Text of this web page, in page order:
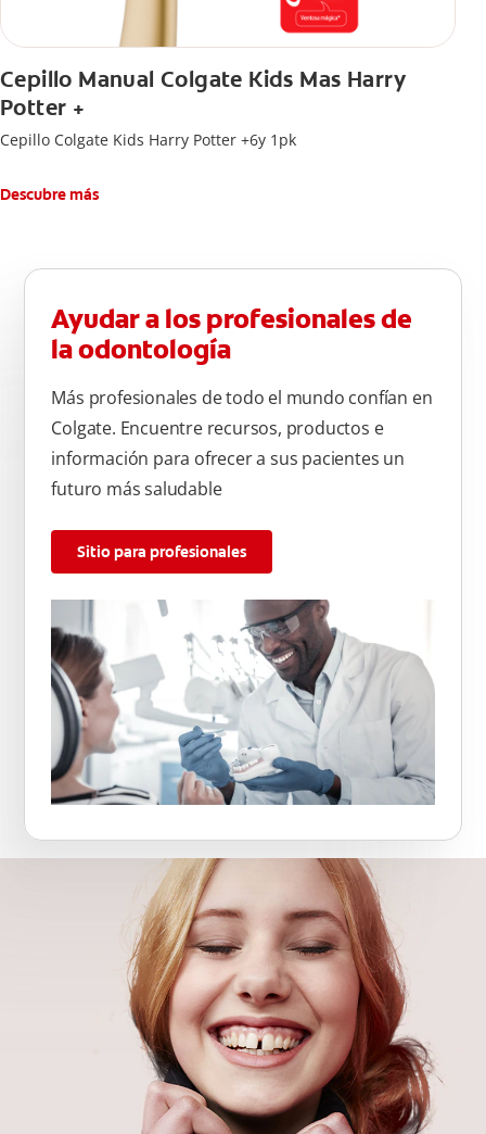
Cepillo Manual Colgate Kids Mas Harry
Potter +
Cepillo Colgate Kids Harry Potter +6y 1pk
Descubre más
Ayudar a los profesionales de
la odontología
Más profesionales de todo el mundo confían en
Colgate. Encuentre recursos, productos e
información para ofrecer a sus pacientes un
futuro más saludable
Sitio para profesionales